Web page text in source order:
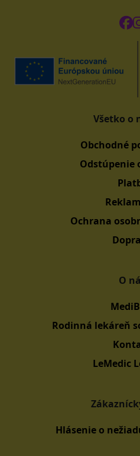
Všetko o
Obchodné
Odstúpenie
Ochrana
O
Rodinná lekáreň
LeMedic
Hlásenie o